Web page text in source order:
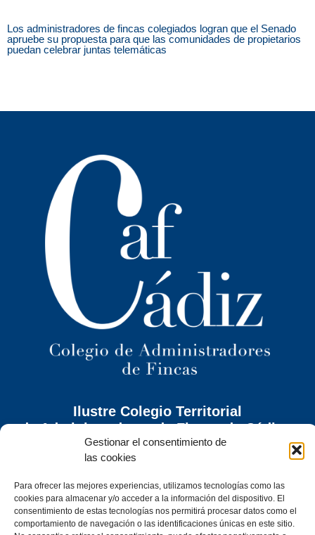
Gestionar el consentimiento de
las cookies
Para ofrecer las mejores experiencias, utilizamos tecnologías como las
cookies para almacenar y/o acceder a la información del dispositivo. El
consentimiento de estas tecnologías nos permitirá procesar datos como el
comportamiento de navegación o las identificaciones únicas en este sitio.
Los administradores de fincas colegiados logran que el Senado
apruebe su propuesta para que las comunidades de propietarios
puedan celebrar juntas telemáticas
Ilustre Colegio Territorial
de Administradores de Fincasde Cádiz y
Ceuta
Tel. 956 30 72 86
secretaria@cafcadiz.com